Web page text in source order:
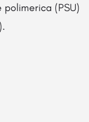
(PSU)